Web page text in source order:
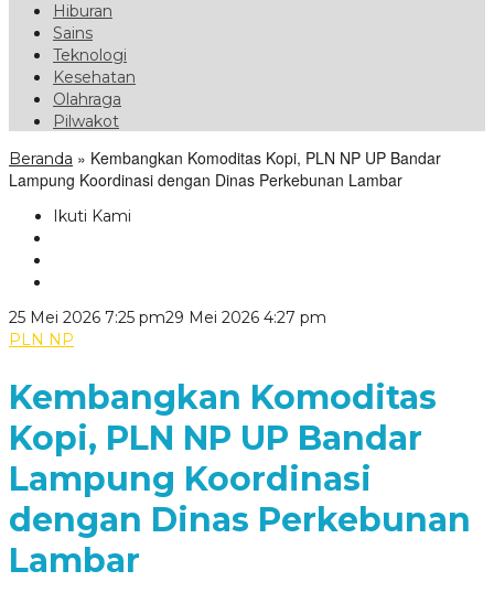
Hiburan
Sains
Teknologi
Kesehatan
Olahraga
Pilwakot
Beranda » Kembangkan Komoditas Kopi, PLN NP UP Bandar
Lampung Koordinasi dengan Dinas Perkebunan Lambar
Ikuti Kami
25 Mei 2026 7:25 pm29 Mei 2026 4:27 pm
PLN NP
Kembangkan Komoditas
Kopi, PLN NP UP Bandar
Lampung Koordinasi
dengan Dinas Perkebunan
Lambar